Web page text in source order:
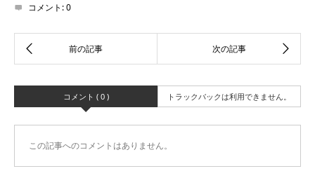
コメント:0
コメント ( 0 ) トラックバックは利用できません。
この記事へのコメントはありません。